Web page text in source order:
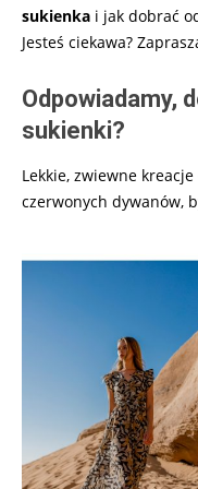
sukienka i jak dobrać
Jesteś ciekawa?
Odpowiadamy,
sukienki?
Lekkie, zwiewne
czerwonych dywanów,